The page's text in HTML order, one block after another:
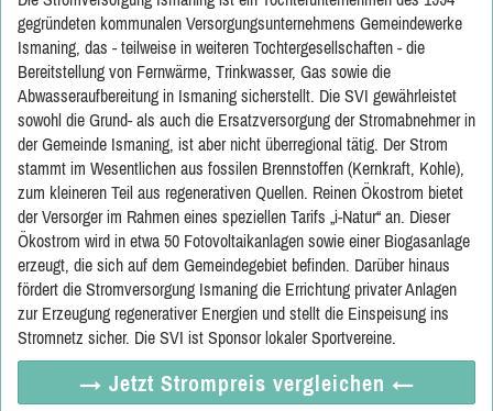
gegründeten kommunalen Versorgungsunternehmens Gemeindewerke
Ismaning, das - teilweise in weiteren Tochtergesellschaften - die
Bereitstellung von Fernwärme, Trinkwasser, Gas sowie die
Abwasseraufbereitung in Ismaning sicherstellt. Die SVI gewährleistet
sowohl die Grund- als auch die Ersatzversorgung der Stromabnehmer in
der Gemeinde Ismaning, ist aber nicht überregional tätig. Der Strom
stammt im Wesentlichen aus fossilen Brennstoffen (Kernkraft, Kohle),
zum kleineren Teil aus regenerativen Quellen. Reinen Ökostrom bietet
der Versorger im Rahmen eines speziellen Tarifs „i-Natur“ an. Dieser
Ökostrom wird in etwa 50 Fotovoltaikanlagen sowie einer Biogasanlage
erzeugt, die sich auf dem Gemeindegebiet befinden. Darüber hinaus
fördert die Stromversorgung Ismaning die Errichtung privater Anlagen
zur Erzeugung regenerativer Energien und stellt die Einspeisung ins
Stromnetz sicher. Die SVI ist Sponsor lokaler Sportvereine.
→ Jetzt Strompreis vergleichen ←